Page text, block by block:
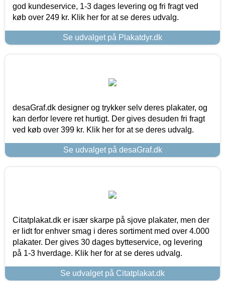
god kundeservice, 1-3 dages levering og fri fragt ved
køb over 249 kr. Klik her for at se deres udvalg.
Se udvalget på Plakatdyr.dk
desaGraf.dk designer og trykker selv deres plakater, og
kan derfor levere ret hurtigt. Der gives desuden fri fragt
ved køb over 399 kr. Klik her for at se deres udvalg.
Se udvalget på desaGraf.dk
Citatplakat.dk er især skarpe på sjove plakater, men der
er lidt for enhver smag i deres sortiment med over 4.000
plakater. Der gives 30 dages bytteservice, og levering
på 1-3 hverdage. Klik her for at se deres udvalg.
Se udvalget på Citatplakat.dk